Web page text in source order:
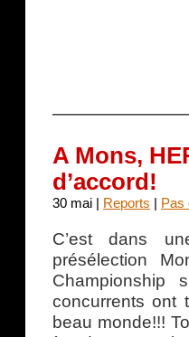
A Mons,
d’accord!
30 mai | Reports | Pas
C’est dans
présélection
Championship
concurrents ont
beau monde!!!